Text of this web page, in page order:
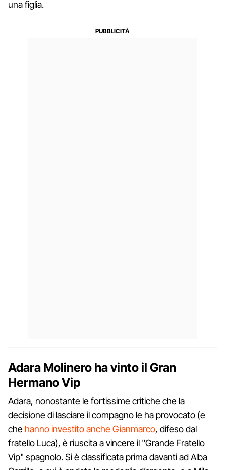
una figlia.
Adara Molinero ha vinto il Gran
Hermano Vip
Adara, nonostante le fortissime critiche che la
decisione di lasciare il compagno le ha provocato (e
che hanno investito anche Gianmarco, difeso dal
fratello Luca), è riuscita a vincere il "Grande Fratello
Vip" spagnolo. Si è classificata prima davanti ad Alba